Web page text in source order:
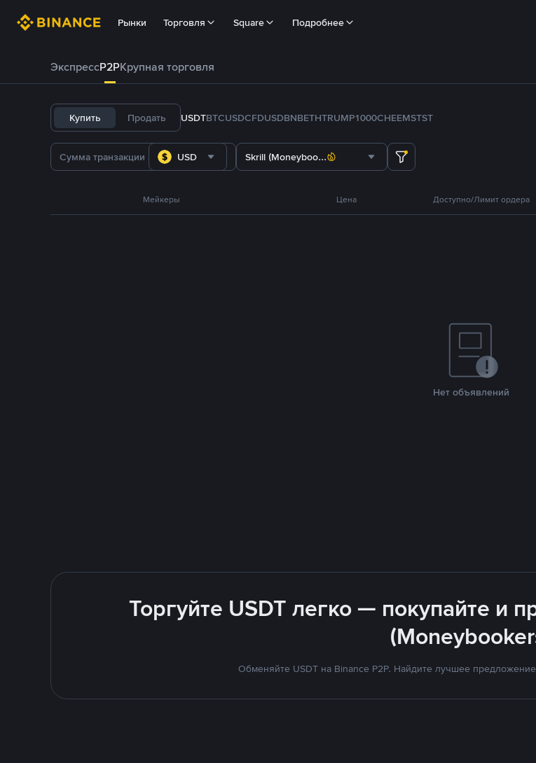
Рынки Торговля Square Подробнее
ЭкспрессP2PКрупная торговля
Купить Продать USDTBTCUSDCFDUSDBNBETHTRUMP1000CHEEMSTST
USD Skrill (Moneyboo...
Мейкеры Цена Доступно/Лимит ордера
Нет объявлений
Торгуйте USDT легко — покупайте и
Обменяйте USDT на Binance P2P. Найдите лучшее